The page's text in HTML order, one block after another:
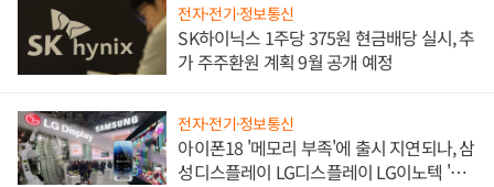
전자·전기·정보통신
SK하이닉스 1주당 375원 현금배당 실시, 추
가 주주환원 계획 9월 공개 예정
전자·전기·정보통신
아이폰18 '메모리 부족'에 출시 지연되나, 삼
성디스플레이 LG디스플레이 LG이노텍 '탈